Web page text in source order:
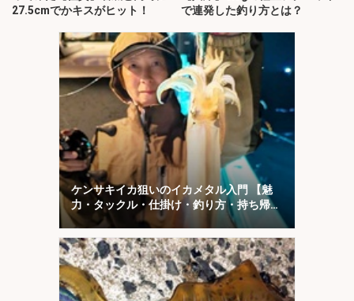
27.5cmでかキスがヒット！
で連発した釣り方とは？
ケンサキイカ狙いのイカメタル入門 【魅
力・タックル・仕掛け・釣り方・持ち帰り
方を解説】